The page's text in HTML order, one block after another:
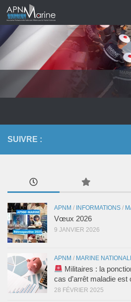
Skip to content
SUIVRE :
APNM / INFORMATIONS /
Vœux 2026
9 JANVIER 2026
APNM / MARINE
Militaires : la
cas d’arrêt maladie est
28 FÉVRIER 2025